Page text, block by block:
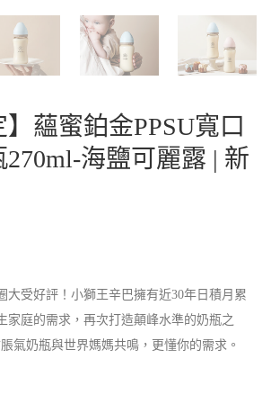
】蘊蜜鉑金PPSU寬口
270ml-海鹽可麗露 | 新
大受好評！小獅王辛巴擁有近30年日積月累
家庭的需求，再次打造顛峰水準的奶瓶之
氣奶瓶與世界媽媽共鳴，更懂你的需求。